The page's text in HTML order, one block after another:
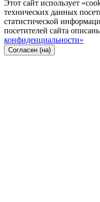
Этот сайт использует
технических данных
статистической
посетителей сайта
конфиденциальности»
Согласен (на)